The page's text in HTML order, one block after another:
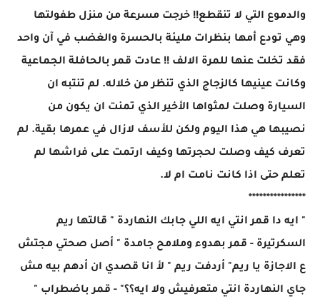
والدموع التي لا تنقطع!! خرجت مسرعة من منزل طفولتها
وهي تودع أمها بنظرات مليئة بالحسرة والغضب في آن واحد
فقد تخلت عنها للمرة الالف !! عادت قمر بالحافلة الجماعية
وكانت عينيها كالزجاج الذي تنظر من خلاله. لم تنتبه ان
السيارة وصلت لمثواها الأخير الذي تمنت ان يكون من
نصيبها هي هذا اليوم ولكن للأسف لازال في عمرها بقية. لم
تعرف كيف وصلت لحجرتها وكيف ارتمت على فراشها لم
تعلم حتى اذا كانت نامت ام لا.
****************
" ايه دا قمر انتي ايه اللي جابك النهاردة " قالتها ريم
السكرتيرة - قمر بهدوء وملامح جامدة " أصل صحتي مجتش
ع الاجازة يا ريم" أردفت ريم " لأ انا قصدي ان أدهم بيه مش
جاي النهاردة انتي متعرفيش ولا ايه؟؟" - قمر باضطراب "